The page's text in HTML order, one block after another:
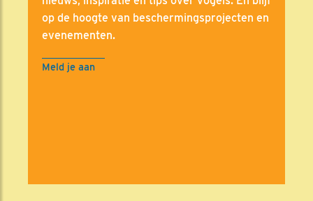
op de hoogte van beschermingsprojecten en
evenementen.
Meld je aan